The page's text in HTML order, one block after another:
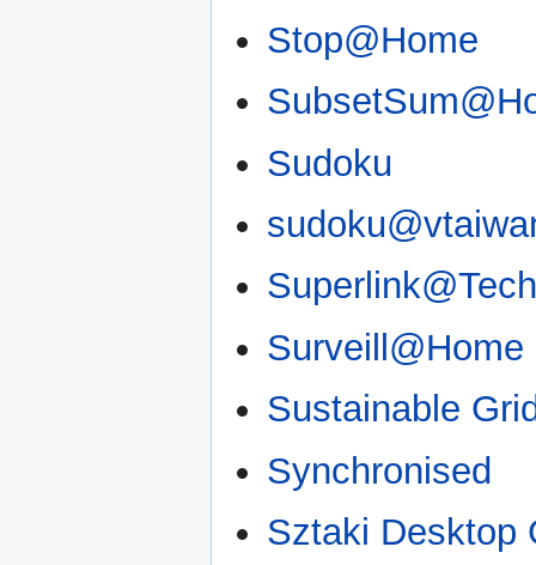
Stop@Home
Sudoku
Surveill@Home
Sustainable
Synchronised
Sztaki Desktop